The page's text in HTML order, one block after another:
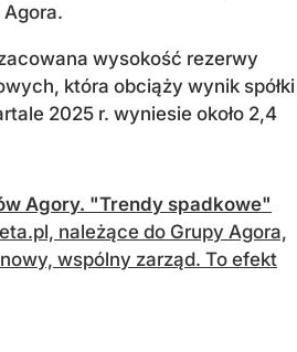
Agora.
wysokość rezerwy
która obciąży wynik spółki
2025 r. wyniesie około 2,4
Agory. "Trendy spadkowe"
należące do Grupy Agora,
wspólny zarząd. To efekt